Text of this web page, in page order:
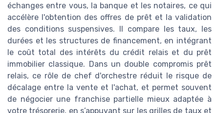
échanges entre vous, la banque et les notaires, ce qui
accélère l'obtention des offres de prêt et la validation
des conditions suspensives. Il compare les taux, les
durées et les structures de financement, en intégrant
le coût total des intérêts du crédit relais et du prêt
immobilier classique. Dans un double compromis prêt
relais, ce rôle de chef d'orchestre réduit le risque de
décalage entre la vente et l'achat, et permet souvent
de négocier une franchise partielle mieux adaptée à
votre trésorerie, en s’appuyant sur les grilles de taux et